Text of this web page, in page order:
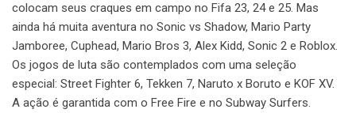
colocam seus craques em campo no Fifa 23, 24 e 25. Mas
ainda há muita aventura no Sonic vs Shadow, Mario Party
Jamboree, Cuphead, Mario Bros 3, Alex Kidd, Sonic 2 e Roblox.
Os jogos de luta são contemplados com uma seleção
especial: Street Fighter 6, Tekken 7, Naruto x Boruto e KOF XV.
A ação é garantida com o Free Fire e no Subway Surfers.